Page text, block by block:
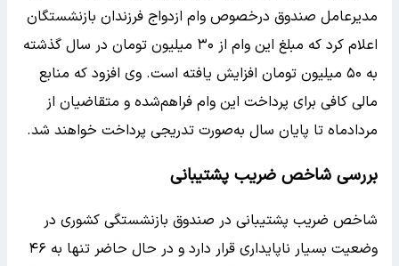
مدیرعامل صندوق درخصوص وام ازدواج فرزندان بازنشستگان
اعلام کرد که مبلغ این وام از ۳۰ میلیون تومان در سال گذشته
به ۵۰ میلیون تومان افزایش یافته است. وی افزود که منابع
مالی کافی برای پرداخت این وام فراهم‌شده و متقاضیان از
مردادماه تا پایان سال به‌صورت تدریجی پرداخت خواهند شد.
بررسی شاخص ضریب پشتیبانی
شاخص ضریب پشتیبانی در صندوق بازنشستگی کشوری در
وضعیت بسیار ناپایداری قرار دارد و در حال حاضر تنها به ۴۶